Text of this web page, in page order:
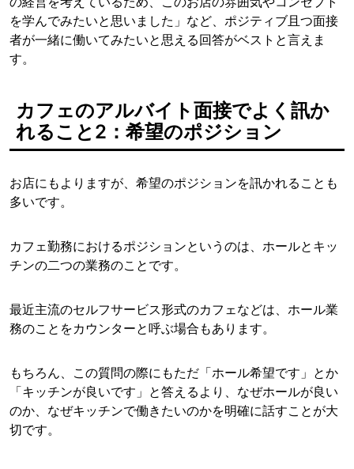
を学んでみたいと思いました」など、ポジティブ且つ面接
者が一緒に働いてみたいと思える回答がベストと言えま
す。
カフェのアルバイト面接でよく訊か
れること2：希望のポジション
お店にもよりますが、希望のポジションを訊かれることも
多いです。
カフェ勤務におけるポジションというのは、ホールとキッ
チンの二つの業務のことです。
最近主流のセルフサービス形式のカフェなどは、ホール業
務のことをカウンターと呼ぶ場合もあります。
もちろん、この質問の際にもただ「ホール希望です」とか
「キッチンが良いです」と答えるより、なぜホールが良い
のか、なぜキッチンで働きたいのかを明確に話すことが大
切です。